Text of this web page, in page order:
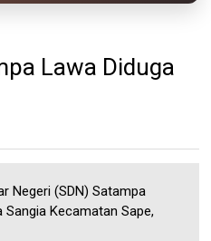
Lawa Diduga
Negeri (SDN) Satampa
Kecamatan Sape,